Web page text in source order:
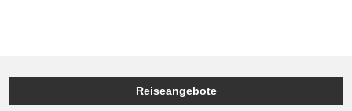
Reiseangebote